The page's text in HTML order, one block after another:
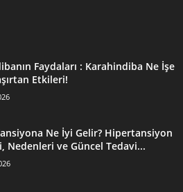
Faydaları : Karahindiba Ne İşe
Etkileri!
Ne İyi Gelir? Hipertansiyon
Nedenleri ve Güncel Tedavi...